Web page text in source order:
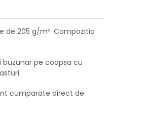
de 205 g/m². Compozitia
pe coapsa cu
cumparate direct de